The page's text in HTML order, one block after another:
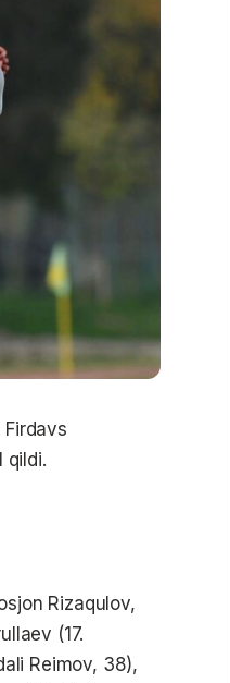
qildi.
Rizaqulov,
(17.
Reimov, 38),